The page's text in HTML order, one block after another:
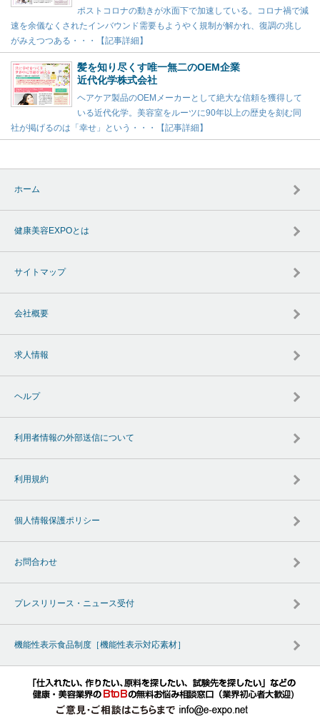
ポストコロナの動きが水面下で加速している。コロナ禍で減
速を余儀なくされたインバウンド需要もようやく規制が解かれ、復調の兆し
がみえつつある・・・【記事詳細】
髪を知り尽くす唯一無二のOEM企業
近代化学株式会社
ヘアケア製品のOEMメーカーとして絶大な信頼を獲得して
いる近代化学。美容室をルーツに90年以上の歴史を刻む同
社が掲げるのは「幸せ」という・・・【記事詳細】
ホーム
健康美容EXPOとは
サイトマップ
会社概要
求人情報
ヘルプ
利用者情報の外部送信について
利用規約
個人情報保護ポリシー
お問合わせ
プレスリリース・ニュース受付
機能性表示食品制度［機能性表示対応素材］